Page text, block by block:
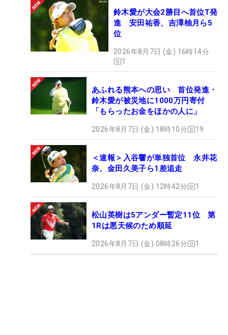
鈴木愛が大会2勝目へ首位T発
進 安田祐香、吉澤柚月ら5
位
2026年8月7日 (金) 16時14分
1
あふれる熊本への思い 首位発進・
鈴木愛が被災地に1000万円寄付
「もらったお金をほかの人に」
2026年8月7日 (金) 18時10分 19
＜速報＞入谷響が単独首位 永井花
奈、金田久美子ら1差追走
2026年8月7日 (金) 12時42分 1
松山英樹は5アンダー暫定11位 第
1Rは悪天候のため順延
2026年8月7日 (金) 08時26分 1